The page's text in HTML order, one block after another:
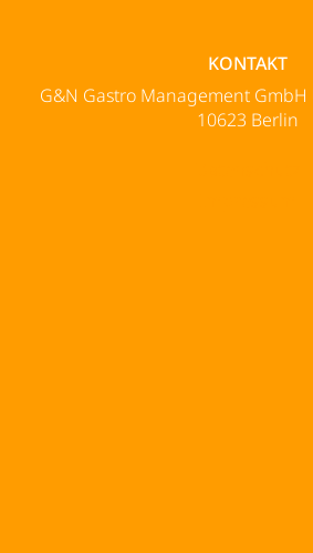
KONTAKT
G&N Gastro Management
10623 Berlin